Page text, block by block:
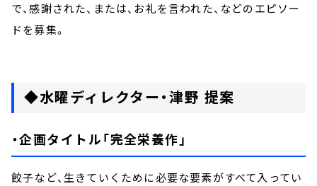
で、感謝された、または、お礼を言われた、などのエピソー
ドを募集。
◆水曜ディレクター・津野 提案
・企画タイトル「完全栄養作」
餃子など、生きていくために必要な要素がすべて入ってい